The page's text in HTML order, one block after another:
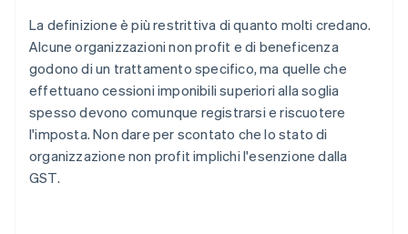
La definizione è più restrittiva di quanto molti credano.
Alcune organizzazioni non profit e di beneficenza
godono di un trattamento specifico, ma quelle che
effettuano cessioni imponibili superiori alla soglia
spesso devono comunque registrarsi e riscuotere
l'imposta. Non dare per scontato che lo stato di
organizzazione non profit implichi l'esenzione dalla
GST.